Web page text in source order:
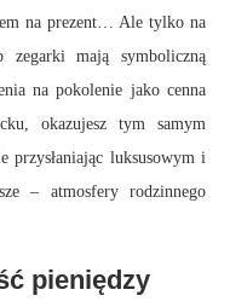
na prezent… Ale tylko na
mają symboliczną
na pokolenie jako cenna
okazujesz tym samym
przysłaniając luksusowym i
– atmosfery rodzinnego
pieniędzy